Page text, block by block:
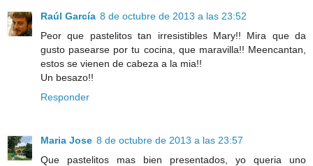
Raúl García 8 de octubre de 2013 a las 23:52
Peor que pastelitos tan irresistibles Mary!! Mira que da
gusto pasearse por tu cocina, que maravilla!! Meencantan,
estos se vienen de cabeza a la mia!!
Un besazo!!
Responder
Maria Jose 8 de octubre de 2013 a las 23:57
Que pastelitos mas bien presentados, yo queria uno